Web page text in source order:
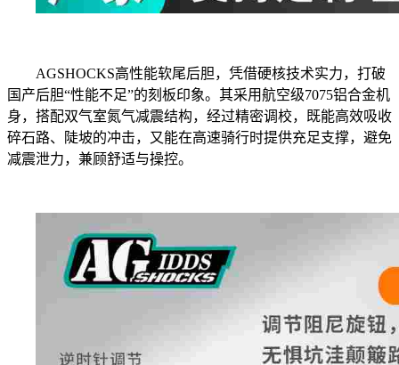
AGSHOCKS高性能软尾后胆，凭借硬核技术实力，打破
国产后胆“性能不足”的刻板印象。其采用航空级7075铝合金机
身，搭配双气室氮气减震结构，经过精密调校，既能高效吸收
碎石路、陡坡的冲击，又能在高速骑行时提供充足支撑，避免
减震泄力，兼顾舒适与操控。